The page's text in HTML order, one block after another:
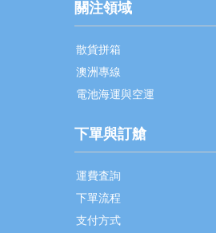
關注領域
散貨拼箱
澳洲專線
電池海運與空運
下單與訂艙
運費査詢
下單流程
支付方式